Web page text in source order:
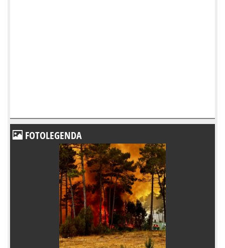
FOTOLEGENDA